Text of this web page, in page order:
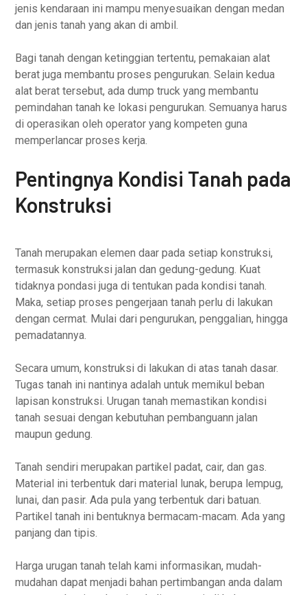
jenis kendaraan ini mampu menyesuaikan dengan medan
dan jenis tanah yang akan di ambil.
Bagi tanah dengan ketinggian tertentu, pemakaian alat
berat juga membantu proses pengurukan. Selain kedua
alat berat tersebut, ada dump truck yang membantu
pemindahan tanah ke lokasi pengurukan. Semuanya harus
di operasikan oleh operator yang kompeten guna
memperlancar proses kerja.
Pentingnya Kondisi Tanah pada
Konstruksi
Tanah merupakan elemen daar pada setiap konstruksi,
termasuk konstruksi jalan dan gedung-gedung. Kuat
tidaknya pondasi juga di tentukan pada kondisi tanah.
Maka, setiap proses pengerjaan tanah perlu di lakukan
dengan cermat. Mulai dari pengurukan, penggalian, hingga
pemadatannya.
Secara umum, konstruksi di lakukan di atas tanah dasar.
Tugas tanah ini nantinya adalah untuk memikul beban
lapisan konstruksi. Urugan tanah memastikan kondisi
tanah sesuai dengan kebutuhan pembanguann jalan
maupun gedung.
Tanah sendiri merupakan partikel padat, cair, dan gas.
Material ini terbentuk dari material lunak, berupa lempug,
lunai, dan pasir. Ada pula yang terbentuk dari batuan.
Partikel tanah ini bentuknya bermacam-macam. Ada yang
panjang dan tipis.
Harga urugan tanah telah kami informasikan, mudah-
mudahan dapat menjadi bahan pertimbangan anda dalam